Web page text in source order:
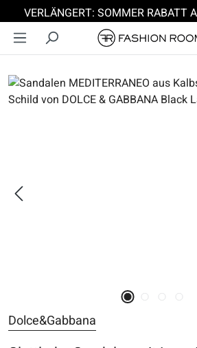
Zum Hauptinhalt springen
VERLÄNGERT: SOMMER RABATT
Bildergalerie überspringen
Dolce&Gabbana